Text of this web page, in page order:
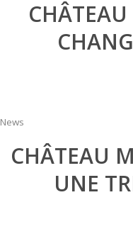
News
CHÂTEAU
UNE